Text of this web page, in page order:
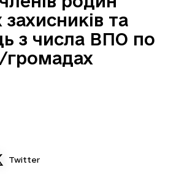
та
з числа ВПО по
Twitter